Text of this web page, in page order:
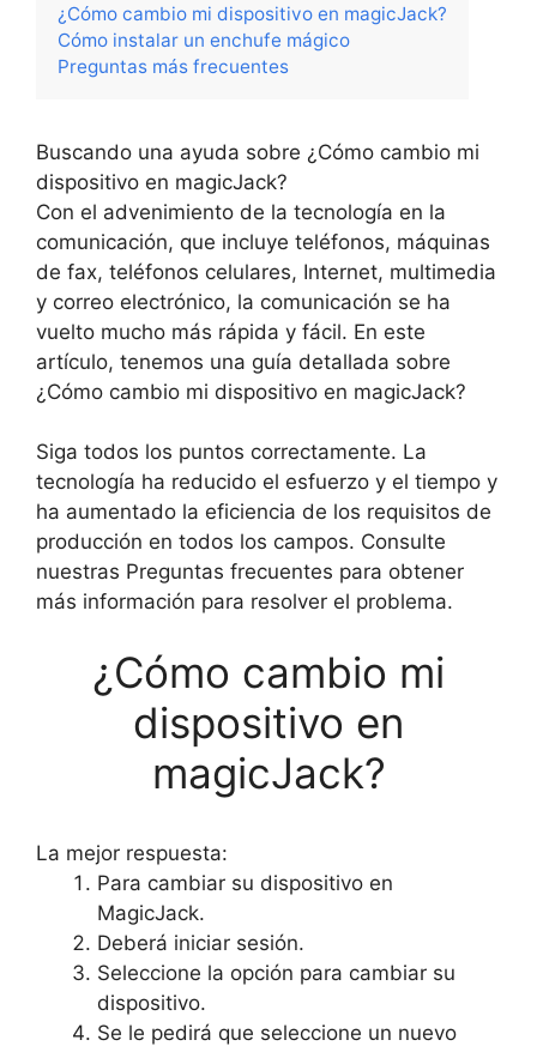
¿Cómo cambio mi dispositivo en magicJack?
Cómo instalar un enchufe mágico
Preguntas más frecuentes
Buscando una ayuda sobre ¿Cómo cambio mi
dispositivo en magicJack?
Con el advenimiento de la tecnología en la
comunicación, que incluye teléfonos, máquinas
de fax, teléfonos celulares, Internet, multimedia
y correo electrónico, la comunicación se ha
vuelto mucho más rápida y fácil. En este
artículo, tenemos una guía detallada sobre
¿Cómo cambio mi dispositivo en magicJack?
Siga todos los puntos correctamente. La
tecnología ha reducido el esfuerzo y el tiempo y
ha aumentado la eficiencia de los requisitos de
producción en todos los campos. Consulte
nuestras Preguntas frecuentes para obtener
más información para resolver el problema.
¿Cómo cambio mi
dispositivo en
magicJack?
La mejor respuesta:
Para cambiar su dispositivo en
MagicJack.
Deberá iniciar sesión.
Seleccione la opción para cambiar su
dispositivo.
Se le pedirá que seleccione un nuevo